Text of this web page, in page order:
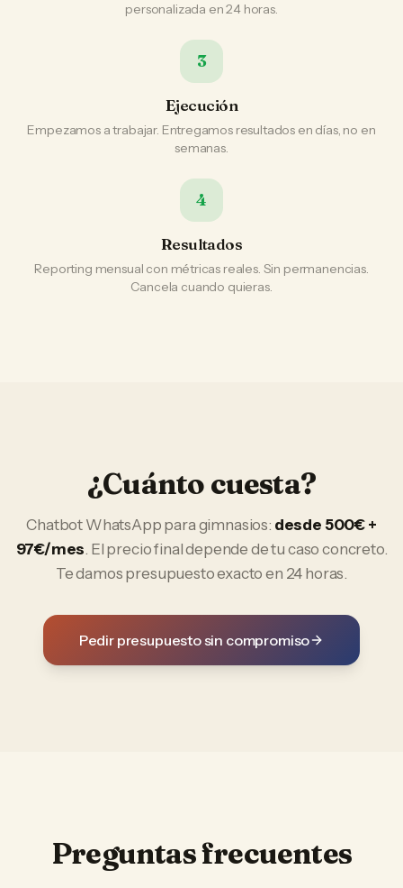
personalizada en 24 horas.
3
Ejecución
Empezamos a trabajar. Entregamos resultados en días, no en
semanas.
4
Resultados
Reporting mensual con métricas reales. Sin permanencias.
Cancela cuando quieras.
¿Cuánto cuesta?
Chatbot WhatsApp paragimnasios: desde 500€ +
97€/mes. El precio final depende de tu caso concreto.
Te damos presupuesto exacto en 24 horas.
Pedir presupuesto sin compromiso
Preguntas frecuentes